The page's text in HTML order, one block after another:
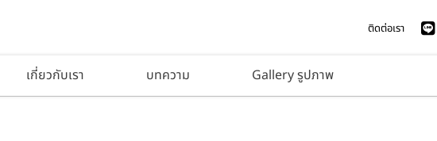
ติดต่อเรา
เกี่ยวกับเรา บทความ Gallery รูปภาพ